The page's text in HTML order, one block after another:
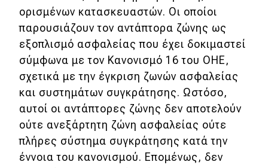
ορισμένων κατασκευαστών. Οι οποίοι
παρουσιάζουν τον αντάπτορα ζώνης ως
εξοπλισμό ασφαλείας που έχει δοκιμαστεί
σύμφωνα με τον Κανονισμό 16 του ΟΗΕ,
σχετικά με την έγκριση ζωνών ασφαλείας
και συστημάτων συγκράτησης. Ωστόσο,
αυτοί οι αντάπτορες ζώνης δεν αποτελούν
ούτε ανεξάρτητη ζώνη ασφαλείας ούτε
πλήρες σύστημα συγκράτησης κατά την
έννοια του κανονισμού. Επομένως, δεν